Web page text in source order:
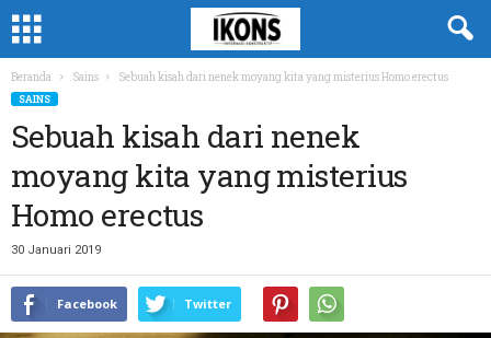
Beranda Sains Sebuah kisah dari nenek moyang kita yang misterius Homo erectus
SAINS
Sebuah kisah dari nenek
moyang kita yang misterius
Homo erectus
30 Januari 2019
Facebook Twitter